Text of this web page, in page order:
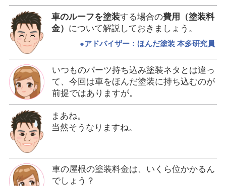
車のルーフを塗装する場合の費用（塗装料
金） について解説しておきましょう。
●アドバイザー：ほんだ塗装 本多研究員
いつものパーツ持ち込み塗装ネタとは違っ
て、今回は車をほんだ塗装に持ち込むのが
前提ではありますが。
まあね。
当然そうなりますね。
車の屋根の塗装料金は、いくら位かかるん
でしょう？